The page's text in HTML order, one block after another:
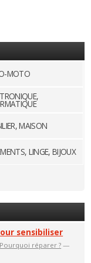
MOTO
MAISON
LINGE, BIJOUX
sensibiliser
Pourquoi réparer ? —